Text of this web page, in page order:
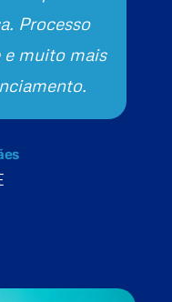
Processo
muito mais